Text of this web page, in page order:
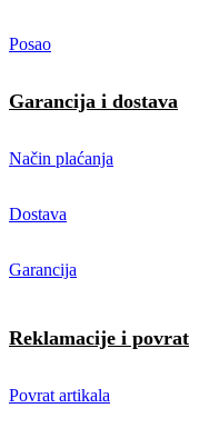
Posao
Garancija i dostava
Način plaćanja
Dostava
Garancija
Reklamacije i povrat
Povrat artikala